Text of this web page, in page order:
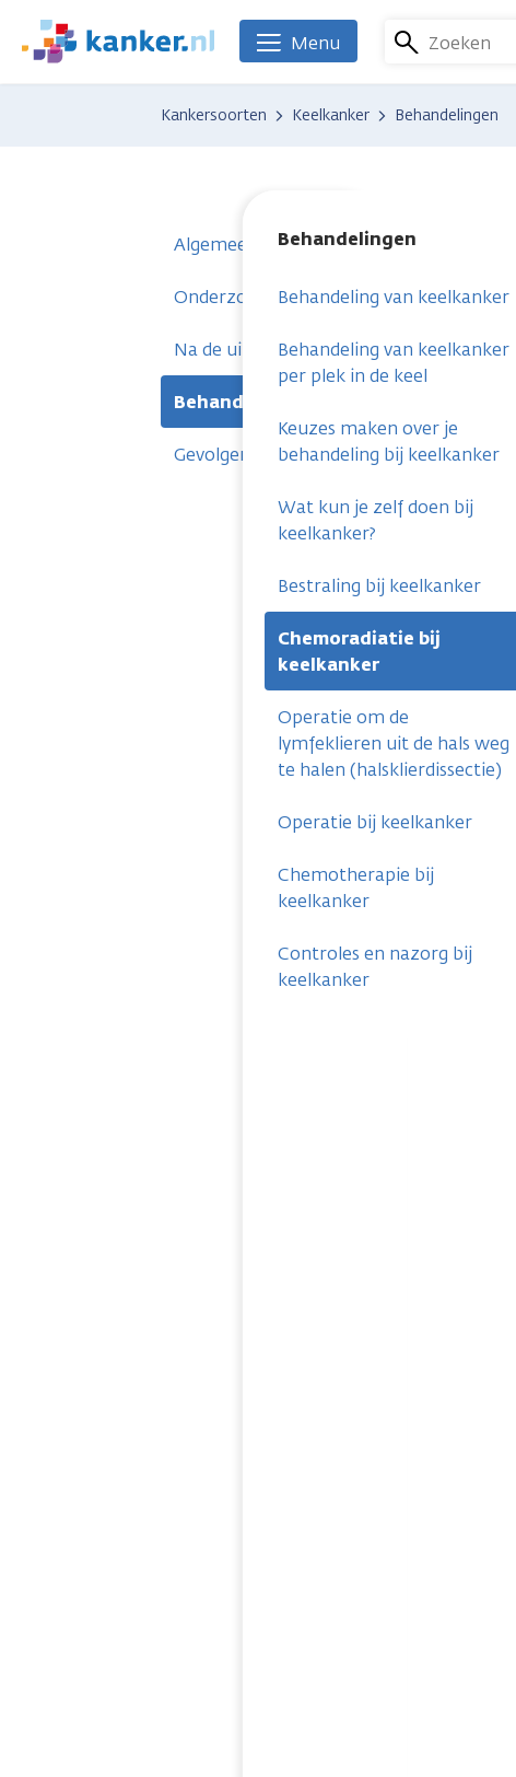
naar
We
zijn
Zoeken
Menu
Kankersoorten Keelkanker Behandelingen
Algemeen
Onderzoeken
Na de uitslag
Behandelingen
Behandelingen
Behandeling van keelkanker
Behandeling van keelkanker
per plek in de keel
Keuzes maken over je
behandeling bij keelkanker
Wat kun je zelf doen bij
keelkanker?
Bestraling bij keelkanker
Chemoradiatie bij
keelkanker
Operatie om de
lymfeklieren uit de hals weg
te halen (halsklierdissectie)
Operatie bij keelkanker
Chemotherapie bij
keelkanker
Controles en nazorg bij
keelkanker
Gevolgen